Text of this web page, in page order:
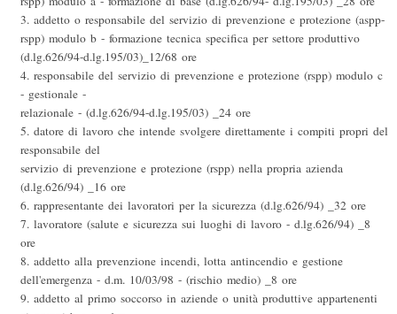
3. addetto o responsabile del servizio di prevenzione e protezione (aspp-
rspp) modulo b - formazione tecnica specifica per settore produttivo
(d.lg.626/94-d.lg.195/03)_12/68 ore
4. responsabile del servizio di prevenzione e protezione (rspp) modulo c
- gestionale -
relazionale - (d.lg.626/94-d.lg.195/03) _24 ore
5. datore di lavoro che intende svolgere direttamente i compiti propri del
responsabile del
servizio di prevenzione e protezione (rspp) nella propria azienda
(d.lg.626/94) _16 ore
6. rappresentante dei lavoratori per la sicurezza (d.lg.626/94) _32 ore
7. lavoratore (salute e sicurezza sui luoghi di lavoro - d.lg.626/94) _8
ore
8. addetto alla prevenzione incendi, lotta antincendio e gestione
dell'emergenza - d.m. 10/03/98 - (rischio medio) _8 ore
9. addetto al primo soccorso in aziende o unità produttive appartenenti